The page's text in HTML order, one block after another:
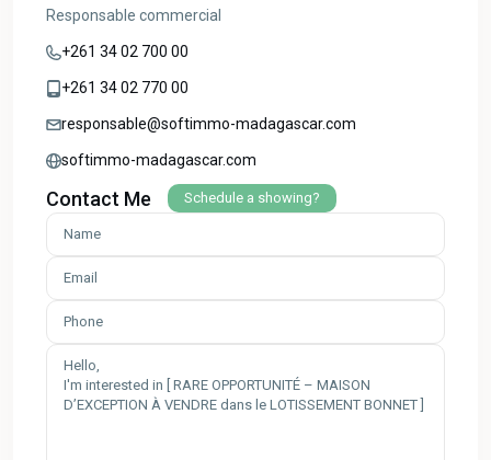
Responsable commercial
+261 34 02 700 00
+261 34 02 770 00
responsable@softimmo-madagascar.com
softimmo-madagascar.com
Contact Me Schedule a showing?